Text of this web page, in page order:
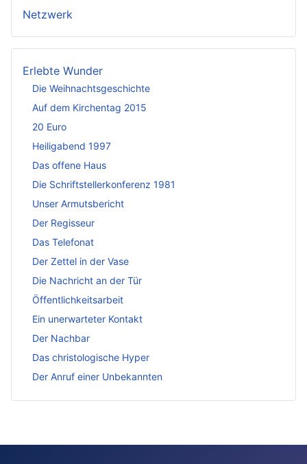
Netzwerk
Erlebte Wunder
Die Weihnachtsgeschichte
Auf dem Kirchentag 2015
20 Euro
Heiligabend 1997
Das offene Haus
Die Schriftstellerkonferenz 1981
Unser Armutsbericht
Der Regisseur
Das Telefonat
Der Zettel in der Vase
Die Nachricht an der Tür
Öffentlichkeitsarbeit
Ein unerwarteter Kontakt
Der Nachbar
Das christologische Hyper
Der Anruf einer Unbekannten